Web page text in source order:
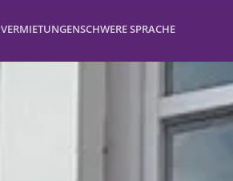
VERMIETUNGENSCHWERE SPRACHE